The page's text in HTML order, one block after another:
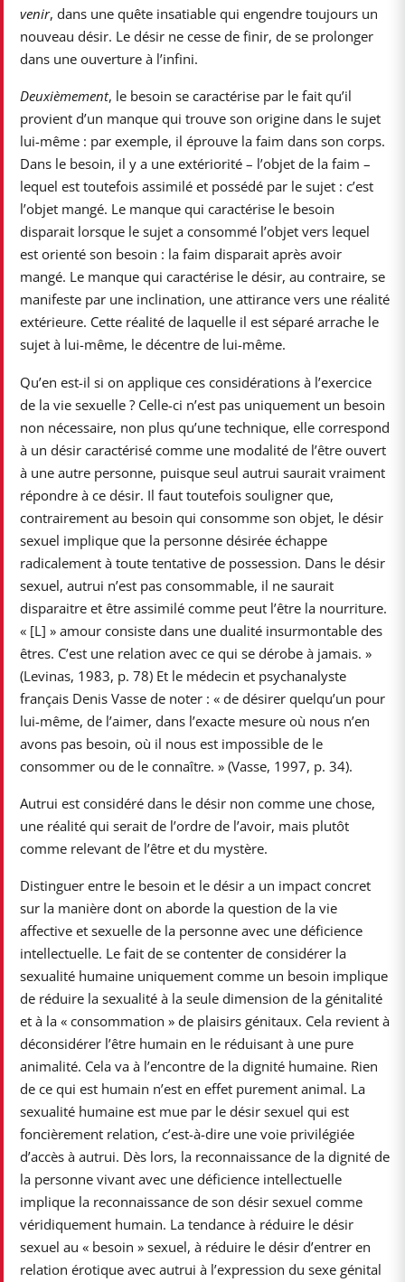
venir, dans une quête insatiable qui engendre toujours un
nouveau désir. Le désir ne cesse de finir, de se prolonger
dans une ouverture à l’infini.
Deuxièmement, le besoin se caractérise par le fait qu’il
provient d’un manque qui trouve son origine dans le sujet
lui-même : par exemple, il éprouve la faim dans son corps.
Dans le besoin, il y a une extériorité – l’objet de la faim –
lequel est toutefois assimilé et possédé par le sujet : c’est
l’objet mangé. Le manque qui caractérise le besoin
disparait lorsque le sujet a consommé l’objet vers lequel
est orienté son besoin : la faim disparait après avoir
mangé. Le manque qui caractérise le désir, au contraire, se
manifeste par une inclination, une attirance vers une réalité
extérieure. Cette réalité de laquelle il est séparé arrache le
sujet à lui-même, le décentre de lui-même.
Qu’en est-il si on applique ces considérations à l’exercice
de la vie sexuelle ? Celle-ci n’est pas uniquement un besoin
non nécessaire, non plus qu’une technique, elle correspond
à un désir caractérisé comme une modalité de l’être ouvert
à une autre personne, puisque seul autrui saurait vraiment
répondre à ce désir. Il faut toutefois souligner que,
contrairement au besoin qui consomme son objet, le désir
sexuel implique que la personne désirée échappe
radicalement à toute tentative de possession. Dans le désir
sexuel, autrui n’est pas consommable, il ne saurait
disparaitre et être assimilé comme peut l’être la nourriture.
« [L] » amour consiste dans une dualité insurmontable des
êtres. C’est une relation avec ce qui se dérobe à jamais. »
(Levinas, 1983, p. 78) Et le médecin et psychanalyste
français Denis Vasse de noter : « de désirer quelqu’un pour
lui-même, de l’aimer, dans l’exacte mesure où nous n’en
avons pas besoin, où il nous est impossible de le
consommer ou de le connaître. » (Vasse, 1997, p. 34).
Autrui est considéré dans le désir non comme une chose,
une réalité qui serait de l’ordre de l’avoir, mais plutôt
comme relevant de l’être et du mystère.
Distinguer entre le besoin et le désir a un impact concret
sur la manière dont on aborde la question de la vie
affective et sexuelle de la personne avec une déficience
intellectuelle. Le fait de se contenter de considérer la
sexualité humaine uniquement comme un besoin implique
de réduire la sexualité à la seule dimension de la génitalité
et à la « consommation » de plaisirs génitaux. Cela revient à
déconsidérer l’être humain en le réduisant à une pure
animalité. Cela va à l’encontre de la dignité humaine. Rien
de ce qui est humain n’est en effet purement animal. La
sexualité humaine est mue par le désir sexuel qui est
foncièrement relation, c’est-à-dire une voie privilégiée
d’accès à autrui. Dès lors, la reconnaissance de la dignité de
la personne vivant avec une déficience intellectuelle
implique la reconnaissance de son désir sexuel comme
véridiquement humain. La tendance à réduire le désir
sexuel au « besoin » sexuel, à réduire le désir d’entrer en
relation érotique avec autrui à l’expression du sexe génital